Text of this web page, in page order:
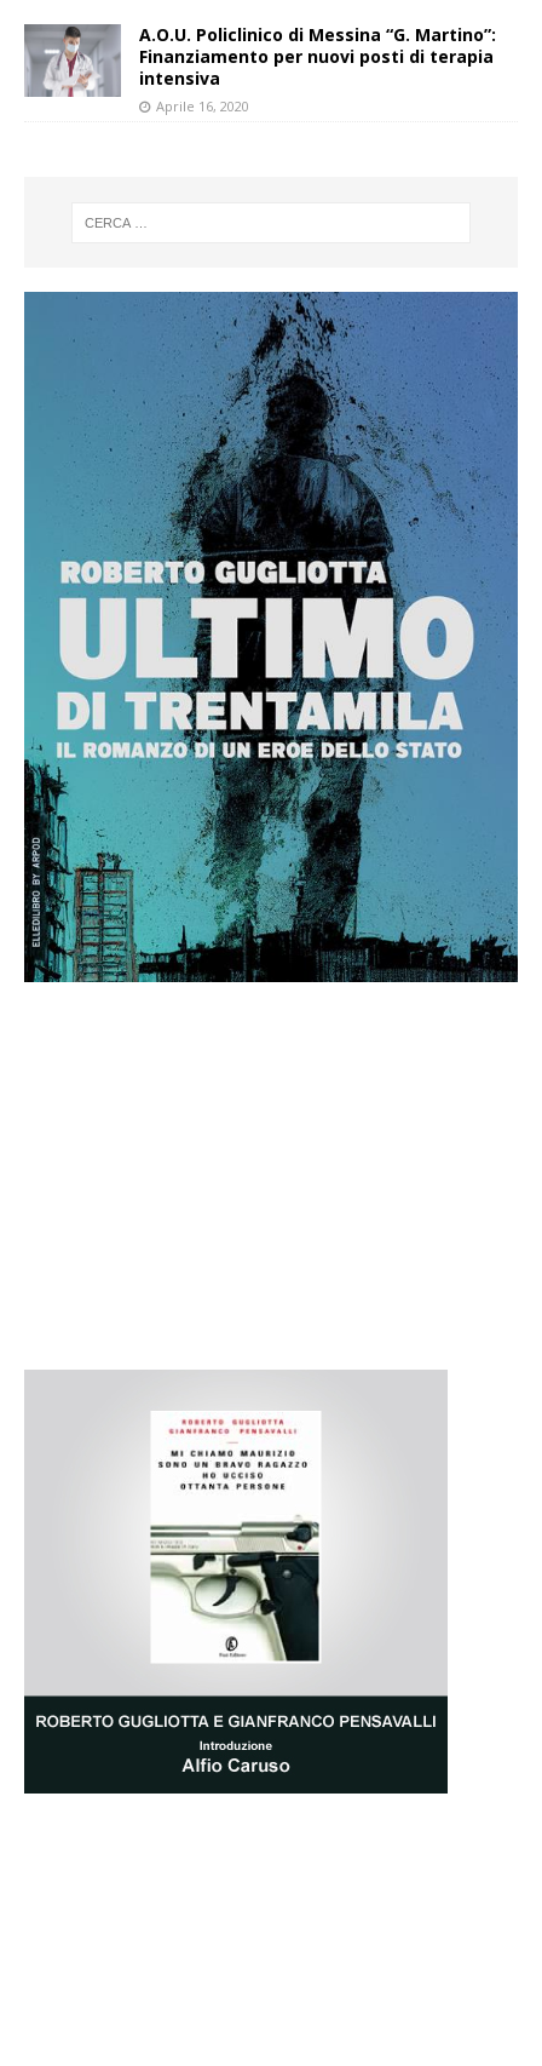
A.O.U. Policlinico di Messina “G. Martino”:
Finanziamento per nuovi posti di terapia
intensiva
Aprile 16, 2020